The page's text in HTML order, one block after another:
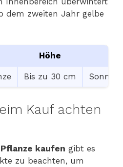
dem zweiten Jahr gelbe
Höhe
Bis zu 30 cm Sonnig
Kauf achten
kaufen gibt es
zu beachten, um